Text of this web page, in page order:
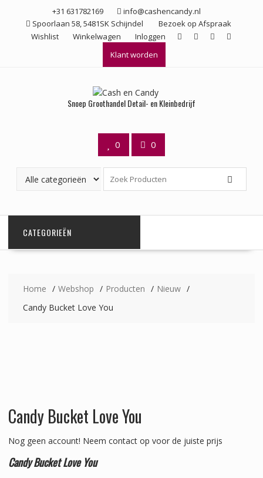
+31 631782169
info@cashencandy.nl
Spoorlaan 58, 5481SK Schijndel
Bezoek op Afspraak
Wishlist
Winkelwagen
Inloggen
Klant worden
Snoep Groothandel Detail- en Kleinbedrijf
0 0
CATEGORIEËN
Home Webshop Producten
Nieuw
Candy Bucket Love You
Candy Bucket Love You
Nog geen account! Neem contact op voor de juiste prijs
Candy Bucket Love You